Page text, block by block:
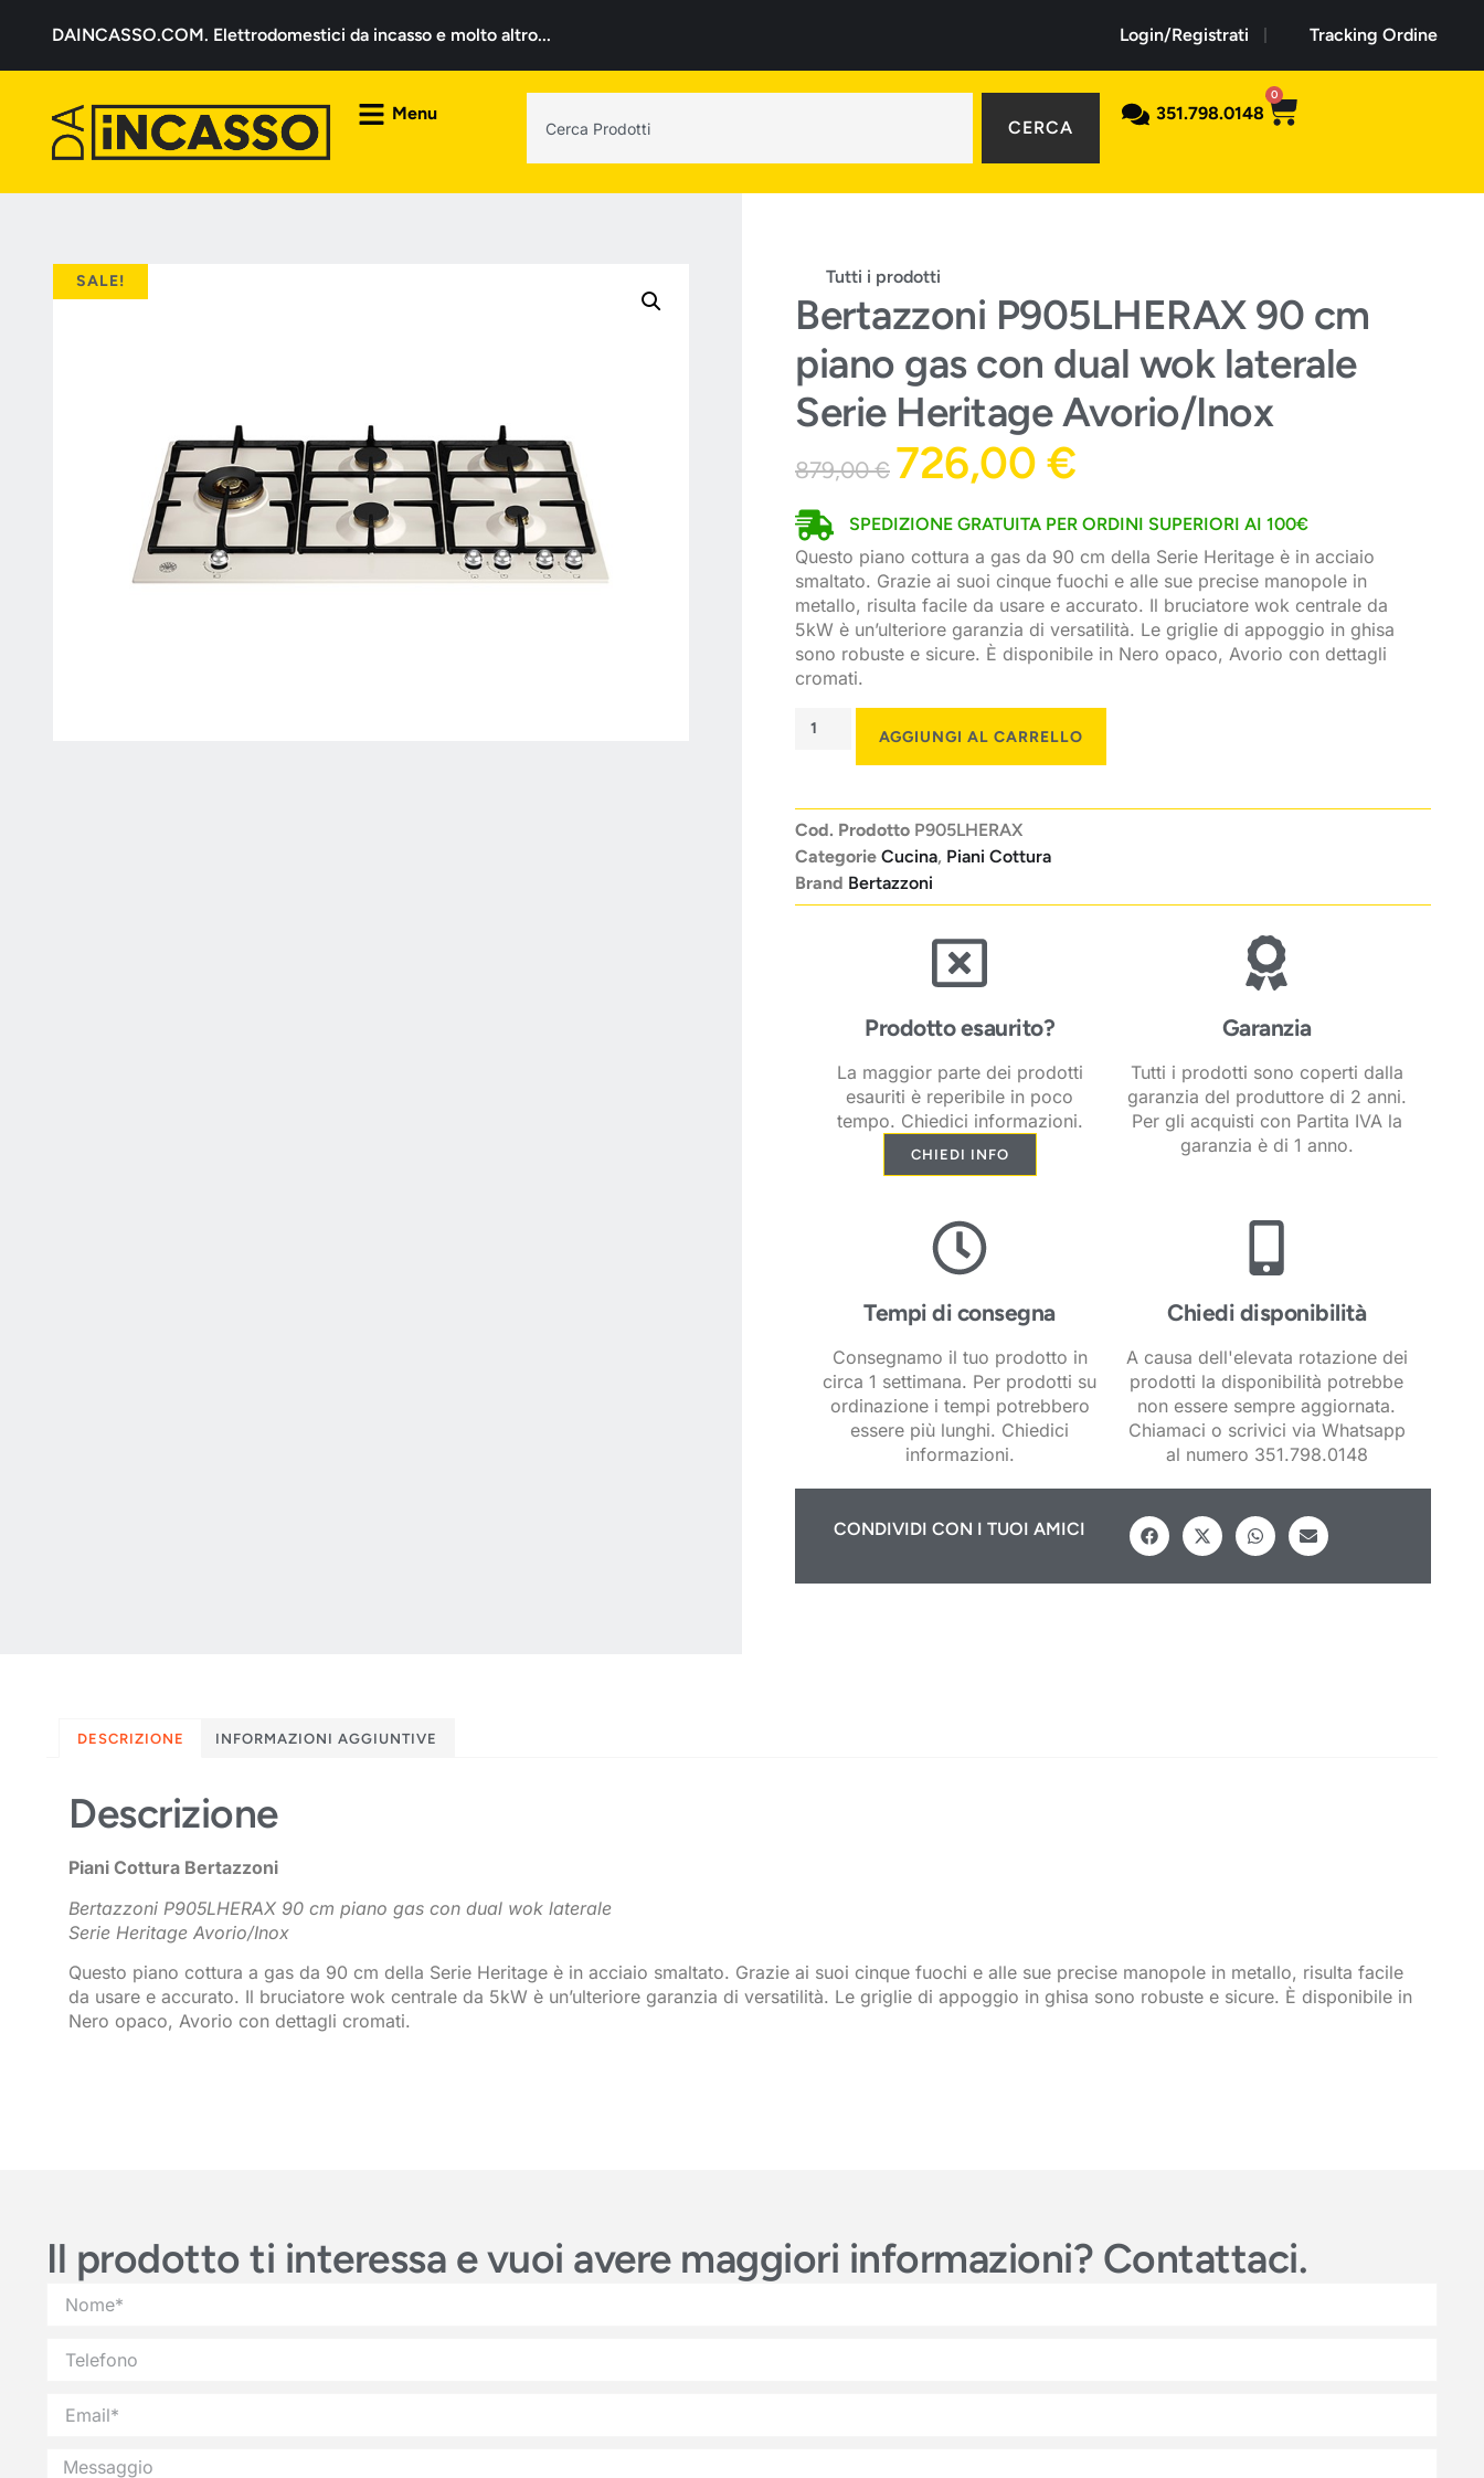
DAINCASSO.COM. Elettrodomestici da incasso e molto altro... Login/Registrati Tracking Ordine
Menu
CERCA
351.798.0148
0
SALE! Tutti i prodotti
Bertazzoni P905LHERAX 90 cm
piano gas con dual wok laterale
Serie Heritage Avorio/Inox
879,00€ 726,00 €
SPEDIZIONE GRATUITA PER ORDINI SUPERIORI AI 100€
Questo piano cottura a gas da 90 cm della Serie Heritage è in acciaio
smaltato. Grazie ai suoi cinque fuochi e alle sue precise manopole in
metallo, risulta facile da usare e accurato. Il bruciatore wok centrale da
5kW è un’ulteriore garanzia di versatilità. Le griglie di appoggio in ghisa
sono robuste e sicure. È disponibile in Nero opaco, Avorio con dettagli
cromati.
AGGIUNGI AL CARRELLO
Cod. Prodotto P905LHERAX
Categorie Cucina, Piani Cottura
Brand Bertazzoni
Prodotto esaurito?
La maggior parte dei prodotti
esauriti è reperibile in poco
tempo. Chiedici informazioni.
CHIEDI INFO
Garanzia
Tutti i prodotti sono coperti dalla
garanzia del produttore di 2 anni.
Per gli acquisti con Partita IVA la
garanzia è di 1 anno.
Tempi di consegna
Consegnamo il tuo prodotto in
circa 1 settimana. Per prodotti su
ordinazione i tempi potrebbero
essere più lunghi. Chiedici
informazioni.
Chiedi disponibilità
A causa dell'elevata rotazione dei
prodotti la disponibilità potrebbe
non essere sempre aggiornata.
Chiamaci o scrivici via Whatsapp
al numero 351.798.0148
CONDIVIDI CON I TUOI AMICI
DESCRIZIONE INFORMAZIONI AGGIUNTIVE
Descrizione
Piani Cottura Bertazzoni
Bertazzoni P905LHERAX 90 cm piano gas con dual wok laterale
Serie Heritage Avorio/Inox
Questo piano cottura a gas da 90 cm della Serie Heritage è in acciaio smaltato. Grazie ai suoi cinque fuochi e alle sue precise manopole in metallo, risulta facile
da usare e accurato. Il bruciatore wok centrale da 5kW è un’ulteriore garanzia di versatilità. Le griglie di appoggio in ghisa sono robuste e sicure. È disponibile in
Nero opaco, Avorio con dettagli cromati.
Il prodotto ti interessa e vuoi avere maggiori informazioni? Contattaci.